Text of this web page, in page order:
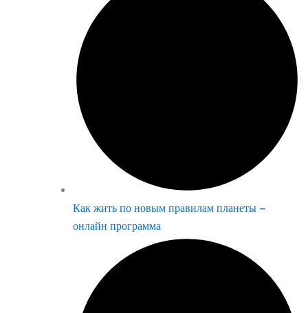
Как жить по новым правилам планеты –
онлайн программа